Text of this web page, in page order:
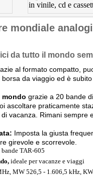
mondiale
da tutto il mondo
al formato compatto,
da viaggio ed è
grazie a 20 bande
ascoltare praticamente
vacanza. Rimani sempre
Imposta la giusta
girevole e scorrevole.
TAR-605
ideale per vacanze e viaggi
MW 526,5 - 1.606,5 kHz,